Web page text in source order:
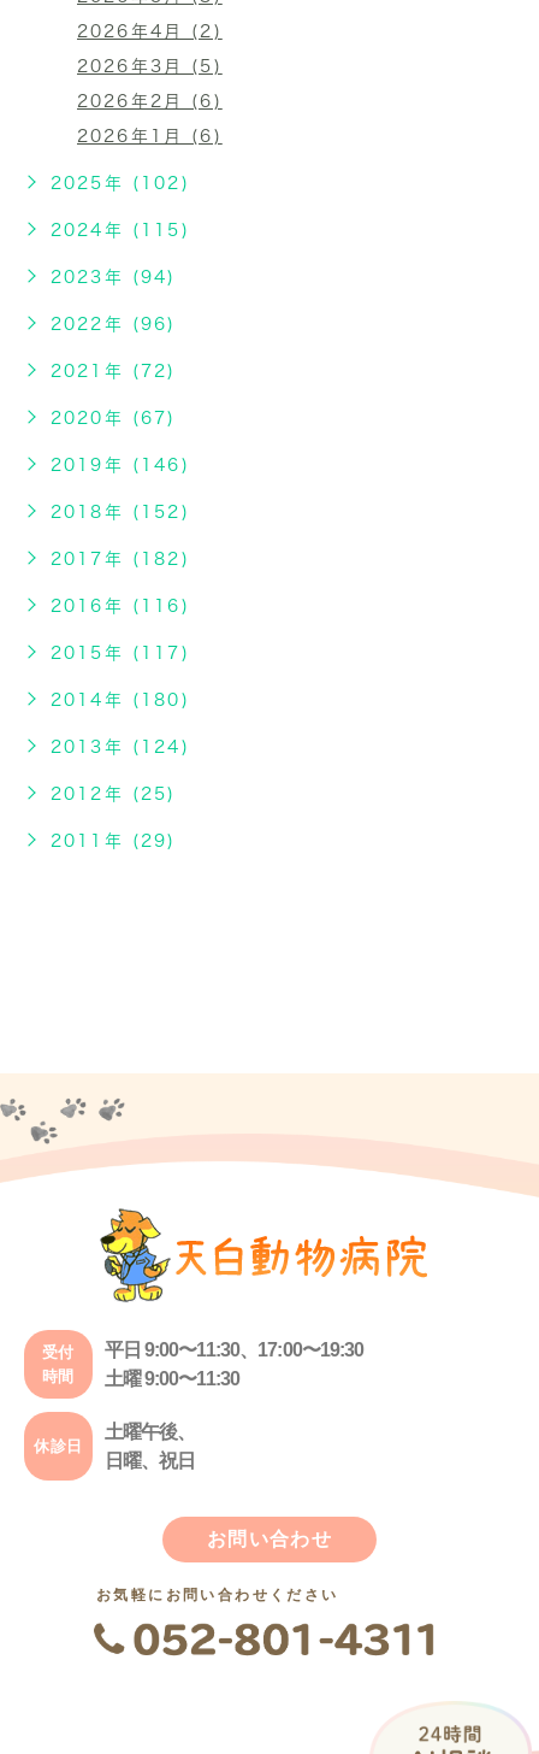
2026年4月 (2)
2026年3月 (5)
2026年2月 (6)
2026年1月 (6)
2025年 (102)
2024年 (115)
2023年 (94)
2022年 (96)
2021年 (72)
2020年 (67)
2019年 (146)
2018年 (152)
2017年 (182)
2016年 (116)
2015年 (117)
2014年 (180)
2013年 (124)
2012年 (25)
2011年 (29)
受付
時間
平日 9:00〜11:30、17:00〜19:30
土曜 9:00〜11:30
休診日
土曜午後、
日曜、祝日
お問い合わせ
お気軽にお問い合わせください